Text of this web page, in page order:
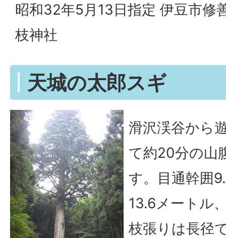
昭和32年5月13日指定 伊豆市修
枝神社
天城の太郎スギ
滑沢渓谷から
て約20分の山
す。目通幹囲
13.6メートル
枝張りは長径